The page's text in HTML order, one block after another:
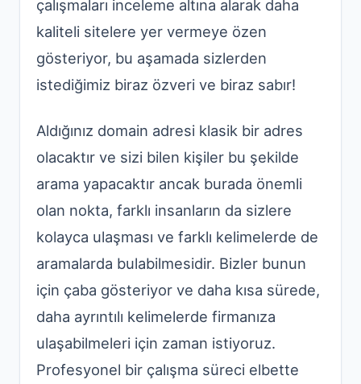
çalışmaları inceleme altına alarak daha
kaliteli sitelere yer vermeye özen
gösteriyor, bu aşamada sizlerden
istediğimiz biraz özveri ve biraz sabır!
Aldığınız domain adresi klasik bir adres
olacaktır ve sizi bilen kişiler bu şekilde
arama yapacaktır ancak burada önemli
olan nokta, farklı insanların da sizlere
kolayca ulaşması ve farklı kelimelerde de
aramalarda bulabilmesidir. Bizler bunun
için çaba gösteriyor ve daha kısa sürede,
daha ayrıntılı kelimelerde firmanıza
ulaşabilmeleri için zaman istiyoruz.
Profesyonel bir çalışma süreci elbette